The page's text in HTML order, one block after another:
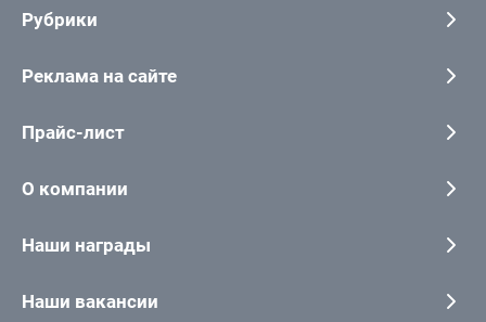
Рубрики
Реклама на сайте
Прайс-лист
О компании
Наши награды
Наши вакансии